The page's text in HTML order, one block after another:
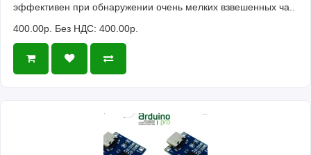
эффективен при обнаружении очень мелких взвешенных ча..
400.00р. Без НДС: 400.00р.